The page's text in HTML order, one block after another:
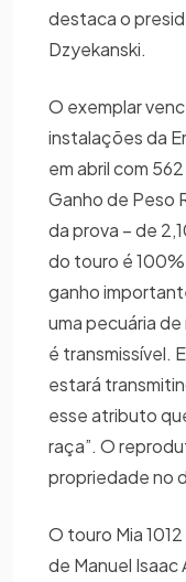
destaca o
Dzyekanski.
O exemplar
instalações da
em abril com
Ganho de Peso
da prova – de
do touro é
ganho
uma pecuária
é transmissível.
estará
esse atributo
raça”. O
propriedade no
O touro Mia
de Manuel Isaac